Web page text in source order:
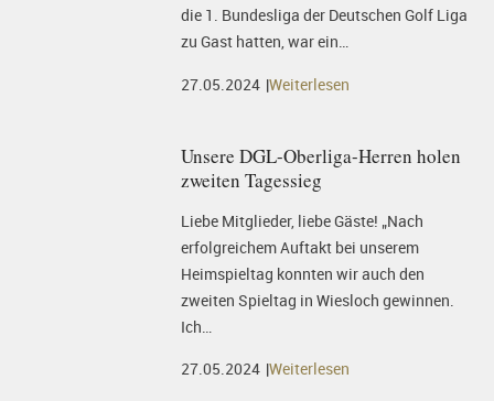
die 1. Bundesliga der Deutschen Golf Liga
zu Gast hatten, war ein…
27.05.2024 Weiterlesen
Unsere DGL-Oberliga-Herren holen
zweiten Tagessieg
Liebe Mitglieder, liebe Gäste! „Nach
erfolgreichem Auftakt bei unserem
Heimspieltag konnten wir auch den
zweiten Spieltag in Wiesloch gewinnen.
Ich…
27.05.2024 Weiterlesen